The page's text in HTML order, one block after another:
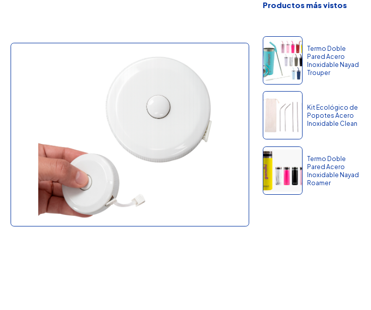
Productos más vistos
Termo Doble
Pared Acero
Inoxidable Nayad
Trouper
Kit Ecológico de
Popotes Acero
Inoxidable Clean
Termo Doble
Pared Acero
Inoxidable Nayad
Roamer